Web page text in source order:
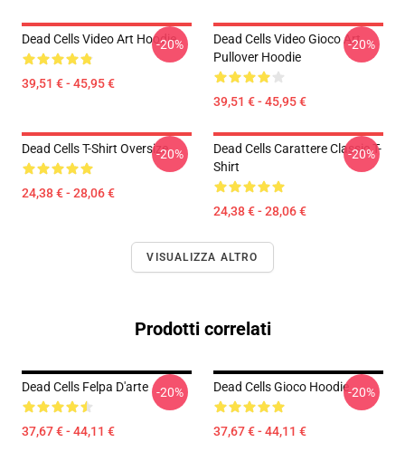
Dead Cells Video Art Hoodie
39,51 € - 45,95 €
-20%
Dead Cells Video Gioco Art
Pullover Hoodie
39,51 € - 45,95 €
-20%
Dead Cells T-Shirt Oversize
24,38 € - 28,06 €
-20%
Dead Cells Carattere Classic T-
Shirt
24,38 € - 28,06 €
-20%
VISUALIZZA ALTRO
Prodotti correlati
Dead Cells Felpa D'arte
37,67 € - 44,11 €
-20% Dead Cells Gioco Hoodie
37,67 € - 44,11 €
-20%